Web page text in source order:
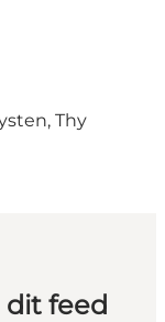
Thy
dit feed